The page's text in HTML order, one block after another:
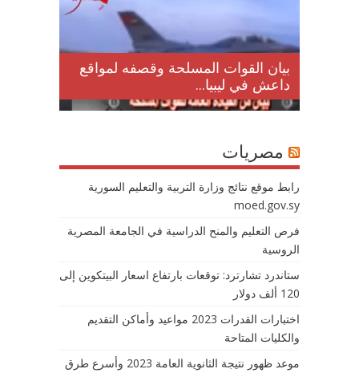
بيان القوات المسلحة وقصفه لمواقع
داعش في ليبيا...
مصريات
رابط موقع نتائج وزارة التربية والتعليم السورية
moed.gov.sy
فرص التعليم والمنح الدراسية في الجامعة المصرية
الروسية
ستاندرد تشارترد: توقعات بارتفاع اسعار البيتكوين إلى
120 ألف دولار
اختبارات القدرات 2023 مواعيد وأماكن التقديم
والكليات المتاحة
موعد ظهور نتيجة الثانوية العامة 2023 وأسرع طرق